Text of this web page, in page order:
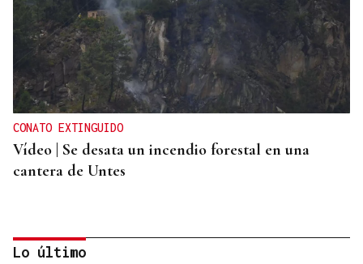
CONATO EXTINGUIDO
Vídeo | Se desata un incendio forestal en una
cantera de Untes
Lo último